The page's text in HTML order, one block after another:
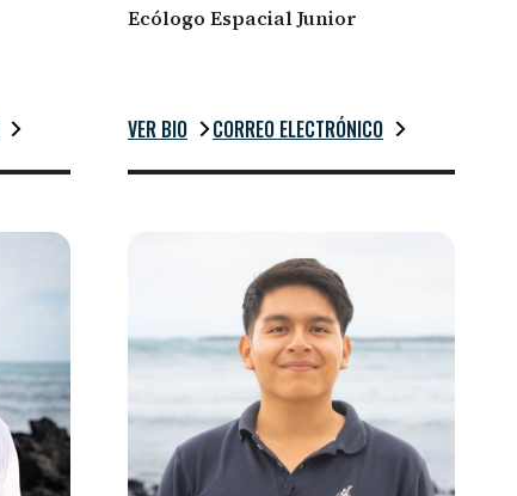
Ecólogo Espacial Junior
VER BIO CORREO ELECTRÓNICO